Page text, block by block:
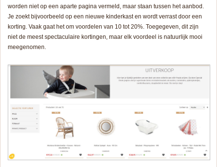
worden niet op een aparte pagina vermeld, maar staan tussen het aanbod.
Je zoekt bijvoorbeeld op een nieuwe kinderkast en wordt verrast door een
korting. Vaak gaat het om voordelen van 10 tot 20%. Toegegeven, dit zijn
niet de meest spectaculaire kortingen, maar elk voordeel is natuurlijk mooi
meegenomen.